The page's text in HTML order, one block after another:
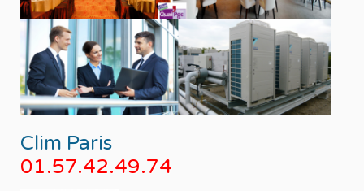
Clim Paris
01.57.42.49.74